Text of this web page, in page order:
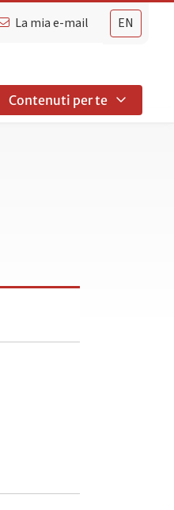
EN
La mia e-mail
Contenuti per te